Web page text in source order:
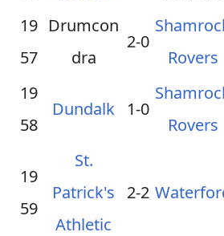
19
57
Drumcon
dra
2-0
Rovers
19
58
Dundalk 1-0
Rovers
19
59
St.
Patrick's
Athletic
2-2